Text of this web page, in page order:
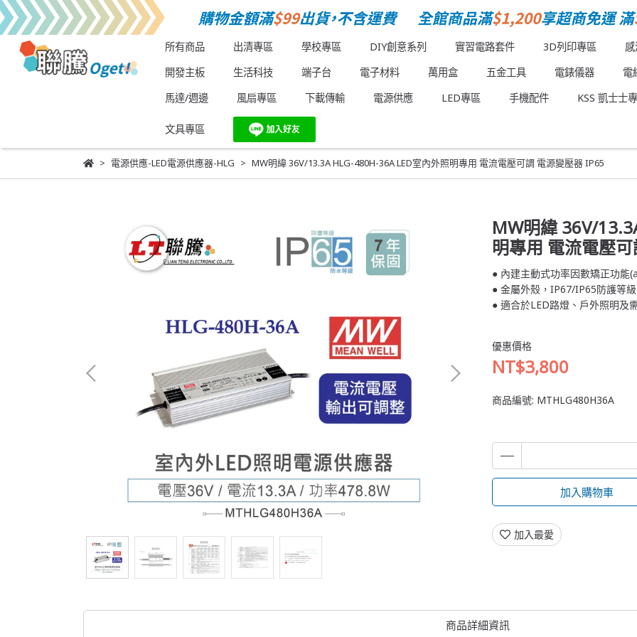
所有商品 出清專區 學校專區 DIY創意系列 實習電路套件 3D列印專區
開發主板
生活科技 端子台 電子材料 萬用盒 五金工具 電錶儀器
電
馬達/週邊
風扇專區 下載傳輸 電源供應 LED專區 手機配件 KSS 凱士士
文具專區
電源供應-LED電源供應器-HLG MW明緯 36V/13.3A HLG-480H-36A LED室內外照明專用 電流電壓可調 電源變壓器 IP65
MW明緯 36V/
明專用 電流電壓
● 內建主動式功率因數矯正功能
● 金屬外殼，IP67/IP65防護等
● 適合於LED路燈、戶外照明及
優惠價格
NT$3,800
商品編號: MTHLG480H36A
加入購物車
加入最愛
商品詳細資訊